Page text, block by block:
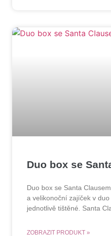
Duo box se
Duo box se Santa
a velikonoční zajíček v
jednotlivě tištěné. Santa
ZOBRAZIT PRODUKT »